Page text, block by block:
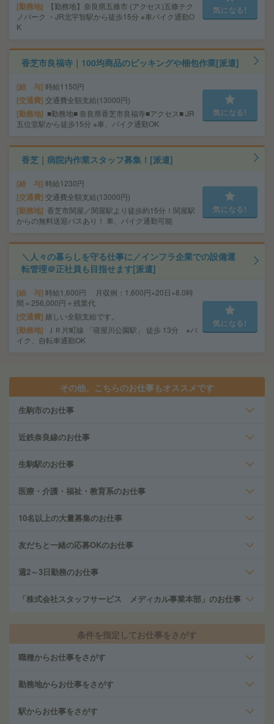
勤務地
【勤務地】奈良県五條市 (アクセス)五條テク
ノパーク ・JR北宇智駅から徒歩15分 ※車バイク通勤O
K
気になる!
香芝市良福寺｜100均商品のピッキングや梱包作業[派遣]
給 与 時給1150円
交通費 交通費全額支給(13000円)
勤務地
■勤務地■ 奈良県香芝市良福寺■アクセス■ JR
五位堂駅から徒歩15分 ※車、バイク通勤OK
気になる!
香芝｜病院内作業スタッフ募集！[派遣]
給 与 時給1230円
交通費 交通費全額支給(13000円)
勤務地 香芝市関屋／関屋駅より徒歩約15分！関屋駅
からの無料送迎バスあり！ 車、バイク通勤可能
気になる!
＼人々の暮らしを守る仕事に／インフラ企業での設備運
転管理＠正社員も目指せます[派遣]
給 与 時給1,600円 月収例：1,600円×20日×8.0時
間＝256,000円＋残業代
交通費 嬉しい全額支給です。
勤務地
ＪＲ片町線 「寝屋川公園駅」 徒歩 13分 ※バ
イク、自転車通勤OK
気になる!
その他、こちらのお仕事もオススメです
生駒市のお仕事
近鉄奈良線のお仕事
生駒駅のお仕事
医療・介護・福祉・教育系のお仕事
10名以上の大量募集のお仕事
友だちと一緒の応募OKのお仕事
週2～3日勤務のお仕事
「株式会社スタッフサービス メディカル事業本部」のお仕事
条件を指定してお仕事をさがす
職種からお仕事をさがす
勤務地からお仕事をさがす
駅からお仕事をさがす